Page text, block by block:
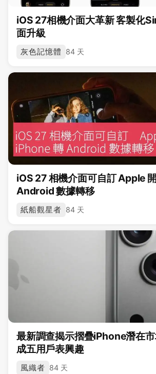
iOS 27相機介面大革新 客製化
面升級
灰色記憶體 84 天
iOS 27 相機介面可自訂 Apple
Android 數據轉移
紙船觀星者 84 天
最新調查揭示摺疊iPhone潛在
成五用戶表興趣
風織者 84 天